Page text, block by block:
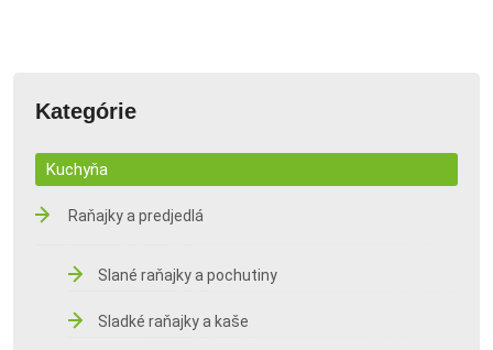
Kategórie
Kuchyňa
Raňajky a predjedlá
Slané raňajky a pochutiny
Sladké raňajky a kaše